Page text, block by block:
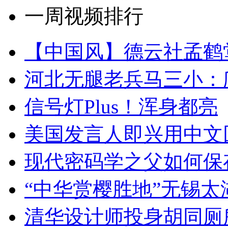
一周视频排行
【中国风】德云社孟
河北无腿老兵马三小
信号灯Plus！浑身都亮
美国发言人即兴用中
现代密码学之父如何
“中华赏樱胜地”无锡
清华设计师投身胡同